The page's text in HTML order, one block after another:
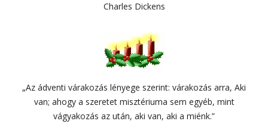
Charles Dickens
„Az ádventi várakozás lényege szerint: várakozás arra, Aki
van; ahogy a szeretet misztériuma sem egyéb, mint
vágyakozás az után, aki van, aki a miénk.”